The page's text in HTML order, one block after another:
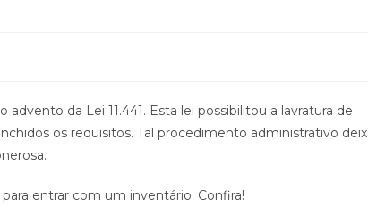
da Lei 11.441. Esta lei possibilitou a lavratura de
os requisitos. Tal procedimento administrativo
entrar com um inventário. Confira!